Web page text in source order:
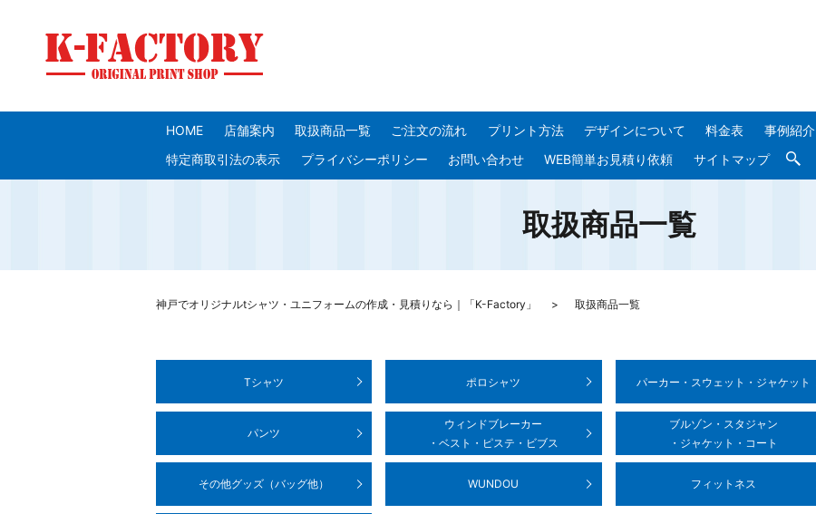
HOME 店舗案内 取扱商品一覧 ご注文の流れ プリント方法 デザインについて 料金表 事例紹介
特定商取引法の表示
プライバシーポリシー お問い合わせ WEB簡単お見積り依頼 サイトマップ
取扱商品一覧
神戸でオリジナルtシャツ・ユニフォームの作成・見積りなら｜「K-Factory」 取扱商品一覧
Tシャツ ポロシャツ パーカー・スウェット ・ジャケット
パンツ
ウィンドブレーカー
・ベスト・ピステ ・ビブス
ブルゾン・スタジャン
・ジャケット・コート
その他グッズ （バッグ他） WUNDOU フィットネス